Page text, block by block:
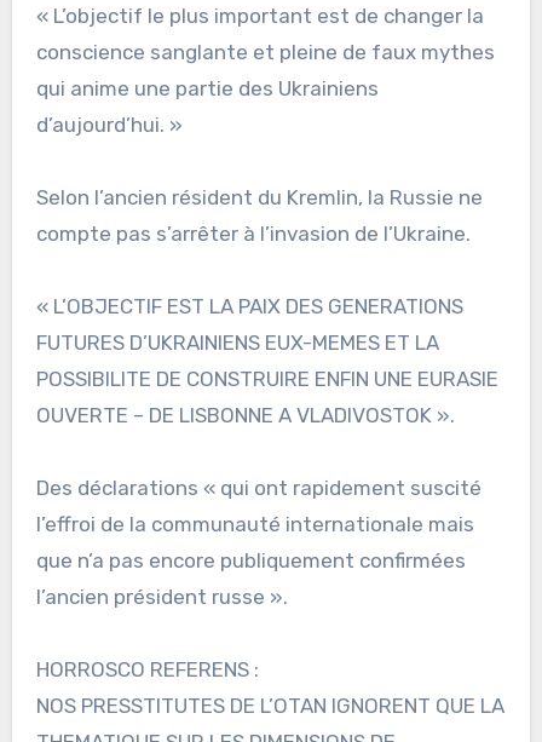
« L’objectif le plus important est de changer la
conscience sanglante et pleine de faux mythes
qui anime une partie des Ukrainiens
d’aujourd’hui. »
Selon l’ancien résident du Kremlin, la Russie ne
compte pas s’arrêter à l’invasion de l’Ukraine.
« L’OBJECTIF EST LA PAIX DES GENERATIONS
FUTURES D’UKRAINIENS EUX-MEMES ET LA
POSSIBILITE DE CONSTRUIRE ENFIN UNE EURASIE
OUVERTE – DE LISBONNE A VLADIVOSTOK ».
Des déclarations « qui ont rapidement suscité
l’effroi de la communauté internationale mais
que n’a pas encore publiquement confirmées
l’ancien président russe ».
HORROSCO REFERENS :
NOS PRESSTITUTES DE L’OTAN IGNORENT QUE LA